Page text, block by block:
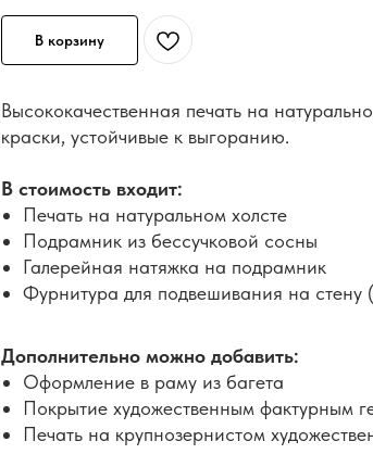
В корзину
Высококачественная печать на
краски, устойчивые к выгоранию.
В стоимость входит:
Печать на натуральном холсте
Подрамник из бессучковой сосны
Галерейная натяжка на подрамник
Фурнитура для подвешивания на стену
Дополнительно можно добавить:
Оформление в раму из багета
Покрытие художественным фактурным
Печать на крупнозернистом